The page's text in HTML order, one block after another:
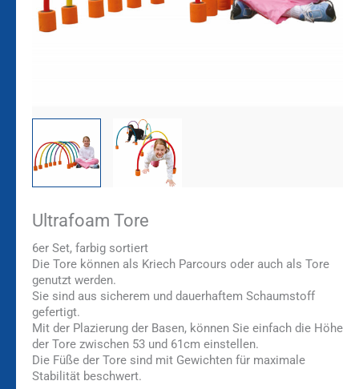
Ultrafoam Tore
6er Set, farbig sortiert
Die Tore können als Kriech Parcours oder auch als Tore
genutzt werden.
Sie sind aus sicherem und dauerhaftem Schaumstoff
gefertigt.
Mit der Plazierung der Basen, können Sie einfach die Höhe
der Tore zwischen 53 und 61cm einstellen.
Die Füße der Tore sind mit Gewichten für maximale
Stabilität beschwert.